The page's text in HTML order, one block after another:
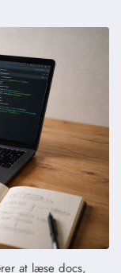
at læse docs,